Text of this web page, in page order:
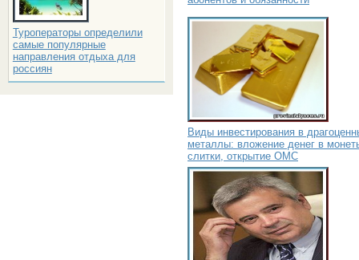
Туроператоры определили
самые популярные
направления отдыха для
россиян
Виды инвестирования в
металлы: вложение денег в
слитки, открытие ОМС